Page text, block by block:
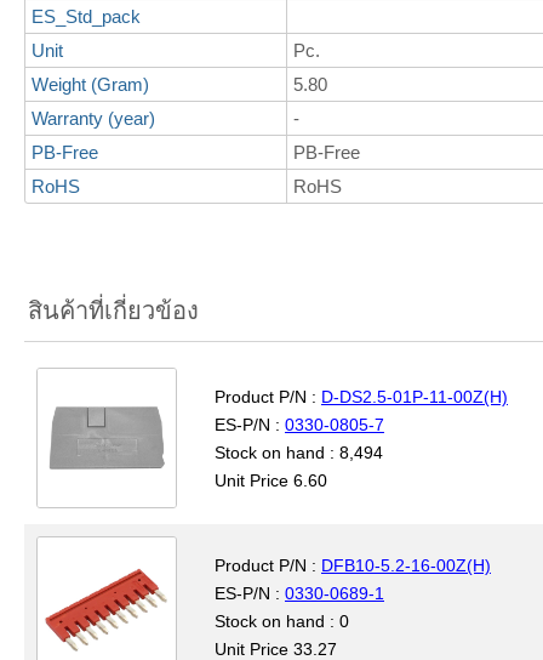
ES_Std_pack
Unit
Pc.
Weight (Gram)
5.80
Warranty (year)
-
PB-Free
PB-Free
RoHS
RoHS
สินค้าที่เกี่ยวข้อง
Product P/N : D-DS2.5-01P-11-00Z(H)
ES-P/N : 0330-0805-7
Stock on hand : 8,494
Unit Price 6.60
Product P/N : DFB10-5.2-16-00Z(H)
ES-P/N : 0330-0689-1
Stock on hand : 0
Unit Price 33.27